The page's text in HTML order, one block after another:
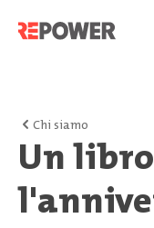
Chi siamo
Un